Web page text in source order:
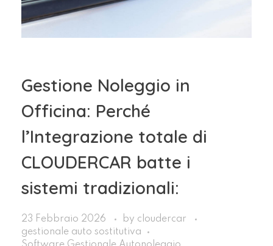
Gestione Noleggio in
Officina: Perché
l’Integrazione totale di
CLOUDERCAR batte i
sistemi tradizionali:
23 Febbraio 2026 by cloudercar
gestionale auto sostitutiva